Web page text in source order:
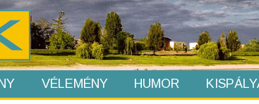
VÉLEMÉNY HUMOR